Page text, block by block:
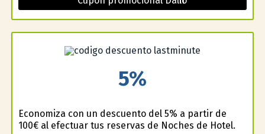
5%
Economiza con un descuento del 5% a partir de
100€ al efectuar tus reservas de Noches de Hotel.